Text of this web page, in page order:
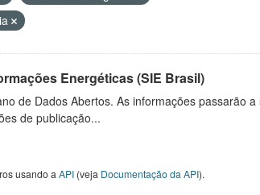
Energéticas (SIE Brasil)
de Dados Abertos. As informações passarão
de publicação...
usando a API(veja Documentação da API).